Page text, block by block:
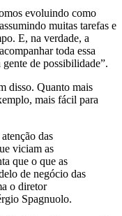
evoluindo como
muitas tarefas e
E, na verdade, a
toda essa
de possibilidade”.
disso. Quanto mais
mais fácil para
das
viciam as
que o que as
de negócio das
o diretor
Spagnuolo.